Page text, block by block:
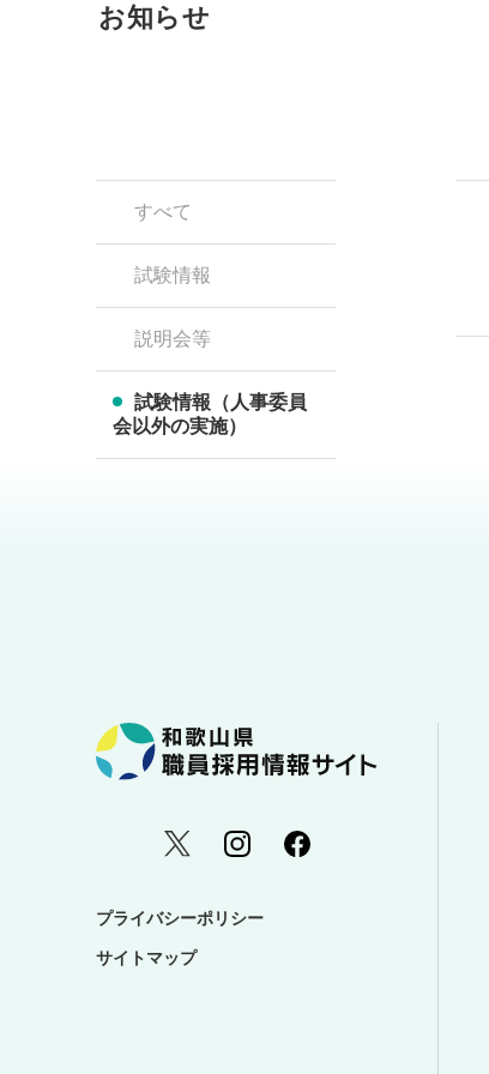
お知らせ
すべて
試験情報
説明会等
試験情報（人事委員
会以外の実施）
プライバシーポリシー
サイトマップ